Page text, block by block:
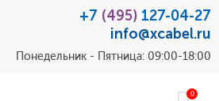
+7 (495) 127-04-27
info@xcabel.ru
Понедельник - Пятница: 09:00-18:00
0